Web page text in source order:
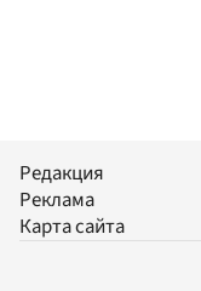
Редакция
Реклама
Карта сайта